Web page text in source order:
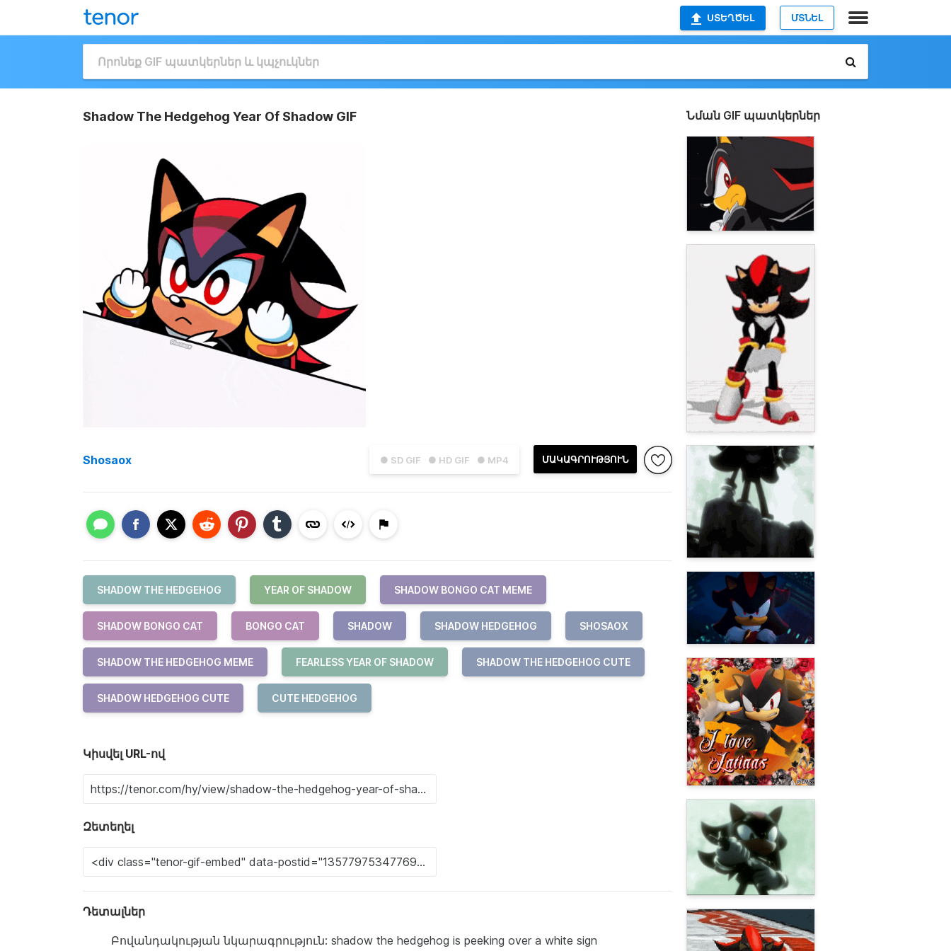
ՍՏԵՂԾԵԼ ՄՏՆԵԼ
Shadow The Hedgehog Year Of Shadow GIF
● SD GIF ● HD GIF ● MP4 ՄԱԿԱԳՐՈՒԹՅՈՒՆ
Shosaox
SHADOW THE HEDGEHOG YEAR OF SHADOW SHADOW BONGO CAT MEME
SHADOW BONGO CAT BONGO CAT SHADOW SHADOW HEDGEHOG SHOSAOX
SHADOW THE HEDGEHOG MEME FEARLESS YEAR OF SHADOW SHADOW THE HEDGEHOG CUTE
SHADOW HEDGEHOG CUTE CUTE HEDGEHOG
Կիսվել URL-ով
Զետեղել
Դետալներ
Բովանդակության նկարագրություն: shadow the hedgehog is peeking over a white sign
Նման GIF պատկերներ